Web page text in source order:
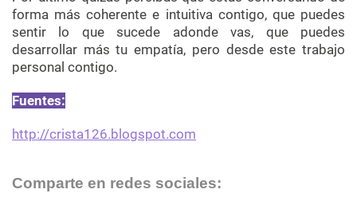
forma más coherente e intuitiva contigo, que puedes
sentir lo que sucede adonde vas, que puedes
desarrollar más tu empatía, pero desde este trabajo
personal contigo.
Fuentes:
http://crista126.blogspot.com
Comparte en redes sociales: